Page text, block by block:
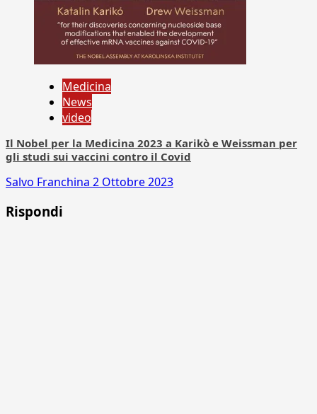
Medicina
News
video
Il Nobel per la Medicina 2023 a Karikò e Weissman per
gli studi sui vaccini contro il Covid
Salvo Franchina 2 Ottobre 2023
Rispondi